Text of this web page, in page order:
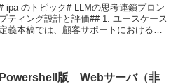
ipa のトピック# LLMの思考連鎖プロン
プティング設計と評価## 1. ユースケース
定義本稿では、顧客サポートにおける
で...
Powershell版 Webサーバ（非